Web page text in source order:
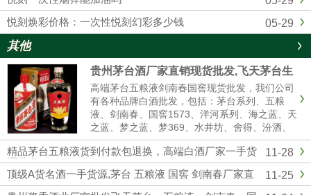
05-29
悦刻焕彩价格：一次性悦刻幻彩多少钱
其他
贵州茅台酒厂家直销现货批发,飞天茅台生
肖茅台全系列供应全国货到付款
高端茅台五粮液剑南春国窖现货批发，我们公司
有各种品牌白酒批发，包括：茅台系列、五粮
液、剑南春、国窖1573、洋河系列、海之蓝、天
之蓝、梦之蓝、梦369、水井坊、舍得、汾酒、
青红花郎等名酒，有高中低档白酒供你选择，我
们是白酒厂家一手货源渠道批发，价格美丽，诚
信经营,做工精细，口感纯正，合作共赢。名酒厂
家...
11-28
精品茅台五粮液货到付款包退换，高端白酒厂家一手货
源批发
11-25
顶级A货名酒一手货源,茅台 五粮液 国窖 剑南春厂家直
销